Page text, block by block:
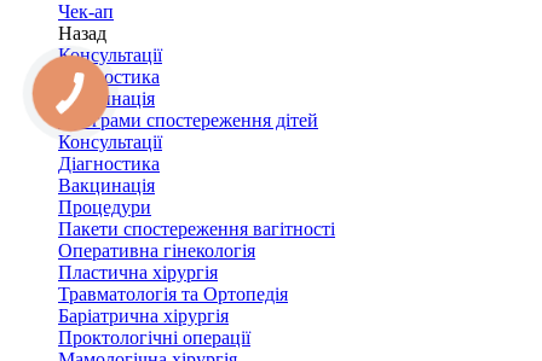
Чек-ап
Назад
Консультації
Діагностика
Вакцинація
Програми спостереження дітей
Консультації
Діагностика
Вакцинація
Процедури
Пакети спостереження вагітності
Оперативна гінекологія
Пластична хірургія
Травматологія та Ортопедія
Баріатрична хірургія
Проктологічні операції